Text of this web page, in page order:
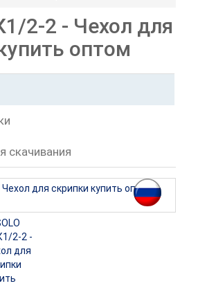
2-2 - Чехол для
оптом
скачивания